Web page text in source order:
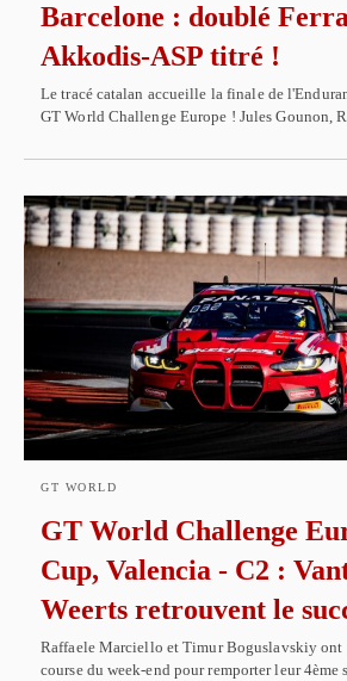
Barcelone : doublé
Akkodis-ASP titré !
Le tracé catalan accueille la finale de
GT World Challenge Europe ! Jules Gounon,
GT WORLD
GT World Challenge
Cup, Valencia - C2 :
Weerts retrouvent le
Raffaele Marciello et Timur Boguslavskiy ont
course du week-end pour remporter leur 4ème